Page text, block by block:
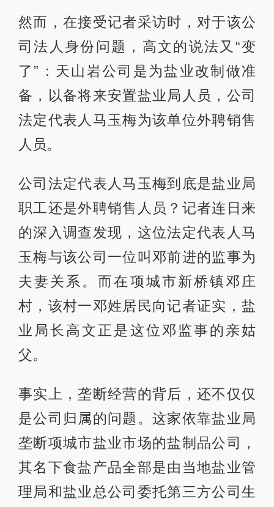
然而，在接受记者采访时，对于该公
司法人身份问题，高文的说法又“变
了”：天山岩公司是为盐业改制做准
备，以备将来安置盐业局人员，公司
法定代表人马玉梅为该单位外聘销售
人员。
公司法定代表人马玉梅到底是盐业局
职工还是外聘销售人员？记者连日来
的深入调查发现，这位法定代表人马
玉梅与该公司一位叫邓前进的监事为
夫妻关系。而在项城市新桥镇邓庄
村，该村一邓姓居民向记者证实，盐
业局长高文正是这位邓监事的亲姑
父。
事实上，垄断经营的背后，还不仅仅
是公司归属的问题。这家依靠盐业局
垄断项城市盐业市场的盐制品公司，
其名下食盐产品全部是由当地盐业管
理局和盐业总公司委托第三方公司生